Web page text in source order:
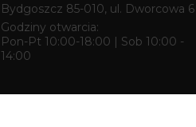
Bydgoszcz 85-010, ul. Dworcowa 6
Godziny otwarcia:
Pon-Pt 10:00-18:00 | Sob 10:00 -
14:00